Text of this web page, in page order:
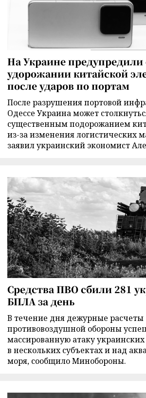
На Украине предупредили
удорожании китайской
после ударов по портам
После разрушения портовой
Одессе Украина может
существенным подорожанием
из-за изменения логистических
заявил украинский экономист
Средства ПВО сбили 281
БПЛА за день
В течение дня дежурные расчеты
противовоздушной обороны
массированную атаку
в нескольких субъектах и над
моря, сообщило Минобороны.